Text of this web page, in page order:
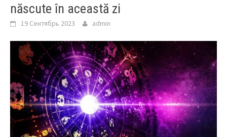
născute în această zi
19 Сентябрь 2023 admin